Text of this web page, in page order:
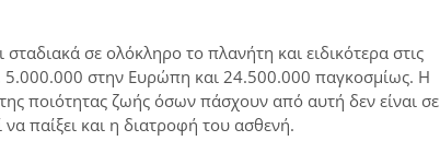
σε ολόκληρο το πλανήτη και ειδικότερα στις
5.000.000 στην Ευρώπη και 24.500.000 παγκοσμίως. Η
ποιότητας ζωής όσων πάσχουν από αυτή δεν είναι σε
παίξει και η διατροφή του ασθενή.